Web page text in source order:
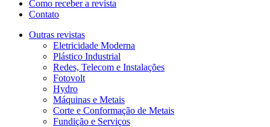
Como receber a revista
Contato
Outras revistas
Eletricidade Moderna
Plástico Industrial
Redes, Telecom e Instalações
Fotovolt
Hydro
Máquinas e Metais
Corte e Conformação de Metais
Fundição e Serviços